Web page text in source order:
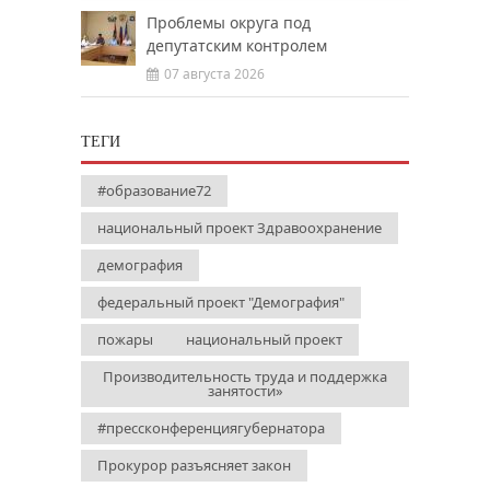
Проблемы округа под
депутатским контролем
07 августа 2026
ТЕГИ
#образование72
национальный проект Здравоохранение
демография
федеральный проект "Демография"
пожары
национальный проект
Производительность труда и поддержка
занятости»
#прессконференциягубернатора
Прокурор разъясняет закон